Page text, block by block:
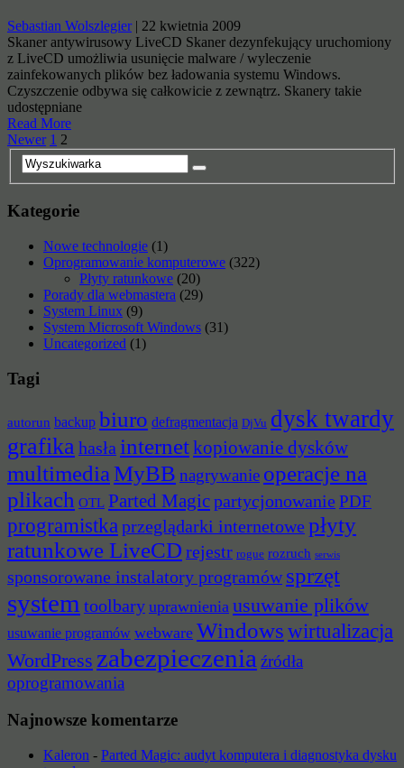
Sebastian Wolszlegier| 22 kwietnia 2009
Skaner antywirusowy LiveCD Skaner dezynfekujący uruchomiony
z LiveCD umożliwia usunięcie malware / wyleczenie
zainfekowanych plików bez ładowania systemu Windows.
Czyszczenie odbywa się całkowicie z zewnątrz. Skanery takie
udostępniane
Read More
Stronicowanie
wpisów
Newer 1 2
Kategorie
Nowe technologie (1)
Oprogramowanie komputerowe (322)
Płyty ratunkowe (20)
Porady dla webmastera (29)
System Linux (9)
System Microsoft Windows (31)
Uncategorized (1)
Tagi
autorun backup biuro defragmentacja DjVu dysk twardy
grafika hasła internetkopiowanie dysków
multimediaMyBB nagrywanie operacje na
plikach OTL Parted Magicpartycjonowanie PDF
programistkaprzeglądarki internetowe płyty
ratunkowe LiveCD rejestr rogue rozruch serwis
sponsorowane instalatory programów sprzęt
system toolbary uprawnienia usuwanie plików
usuwanie programów webware Windowswirtualizacja
WordPress zabezpieczenia źródła
oprogramowania
Najnowsze komentarze
Kaleron - Parted Magic: audyt komputera i diagnostyka dysku